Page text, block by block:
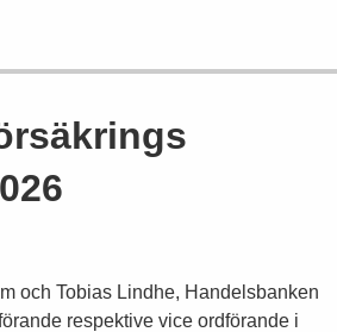
och Tobias Lindhe, Handelsbanken
respektive vice ordförande i